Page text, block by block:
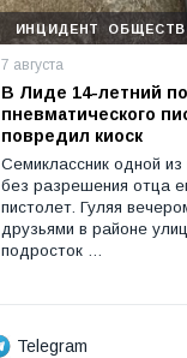
ИНЦИДЕНТ
7 августа
В Лиде 14-летний
пневматического
повредил киоск
Семиклассник одной
без разрешения отца
пистолет. Гуляя
друзьями в районе
подросток …
Telegram